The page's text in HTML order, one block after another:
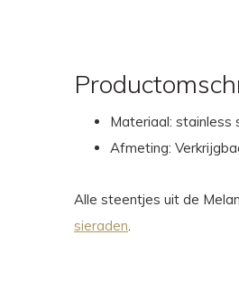
Materiaal: stainless
Afmeting:
Alle steentjes uit de
sieraden.